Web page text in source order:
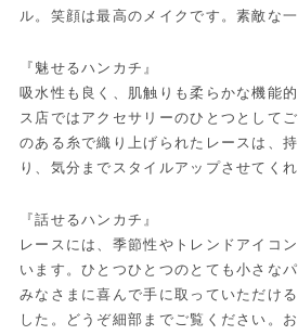
ル。笑顔は最高のメイクです。素敵な一
『魅せるハンカチ』
吸水性も良く、肌触りも柔らかな機能
ス店ではアクセサリーのひとつとして
のある糸で織り上げられたレースは、
り、気分までスタイルアップさせてくれ
『話せるハンカチ』
レースには、季節性やトレンドアイコ
います。ひとつひとつのとても小さな
みなさまに喜んで手に取っていただけ
した。どうぞ細部までご覧ください。